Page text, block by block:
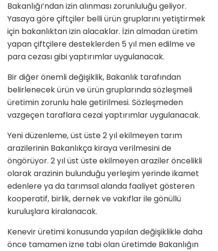
Bakanlığı’ndan izin alınması zorunluluğu geliyor.
Yasaya göre çiftçiler belli ürün gruplarını yetiştirmek
için bakanlıktan izin alacaklar. İzin almadan üretim
yapan çiftçilere desteklerden 5 yıl men edilme ve
para cezası gibi yaptırımlar uygulanacak.
Bir diğer önemli değişiklik, Bakanlık tarafından
belirlenecek ürün ve ürün gruplarında sözleşmeli
üretimin zorunlu hale getirilmesi. Sözleşmeden
vazgeçen taraflara cezai yaptırımlar uygulanacak.
Yeni düzenleme, üst üste 2 yıl ekilmeyen tarım
arazilerinin Bakanlıkça kiraya verilmesini de
öngörüyor. 2 yıl üst üste ekilmeyen araziler öncelikli
olarak arazinin bulunduğu yerleşim yerinde ikamet
edenlere ya da tarımsal alanda faaliyet gösteren
kooperatif, birlik, dernek ve vakıflar ile gönüllü
kuruluşlara kiralanacak.
Kenevir üretimi konusunda yapılan değişiklikle daha
önce tamamen izne tabi olan üretimde Bakanlığın